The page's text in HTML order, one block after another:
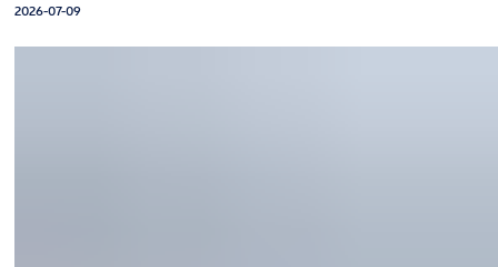
2026-07-09